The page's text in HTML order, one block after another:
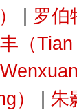
罗伯
（Tian
）
朱